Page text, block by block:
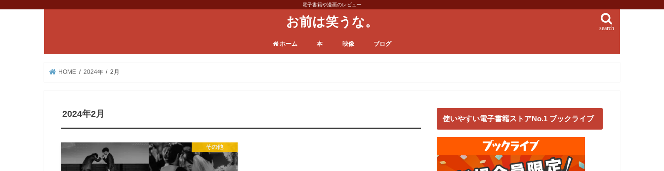
電子書籍や漫画のレビュー
お前は笑うな。 search
ホーム 本 映像 ブログ
HOME 2024年 2月
2024年2月
その他
使いやすい電子書籍ストアNo.1 ブックライブ